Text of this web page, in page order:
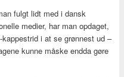
fulgt lidt med i dansk
medier, har man opdaget,
i at se grønnest ud –
kunne måske endda gøre